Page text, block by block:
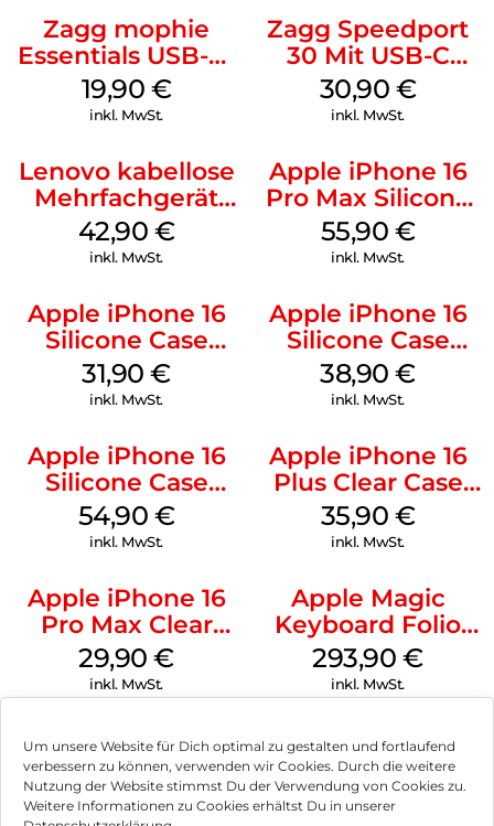
Um unsere Website für Dich optimal zu gestalten und fortlaufend
verbessern zu können, verwenden wir Cookies. Durch die weitere
Nutzung der Website stimmst Du der Verwendung von Cookies zu.
Weitere Informationen zu Cookies erhältst Du in unserer
Zagg mophie
Essentials USB-C-
20W Charger PD
Weiß
19,90 €
inkl. MwSt.
Zagg Speedport
30 Mit USB-C
Kabel Weiß
30,90 €
inkl. MwSt.
Lenovo kabellose
Mehrfachgerät
Luna Grey
42,90 €
inkl. MwSt.
Apple iPhone 16
Pro Max Silicone
Case MagSafe
Stone Gray
55,90 €
inkl. MwSt.
Apple iPhone 16
Silicone Case
MagSafe Fuchsia
31,90€
inkl. MwSt.
Apple iPhone 16
Silicone Case
MagSafe
Ultramarine
38,90€
inkl. MwSt.
Apple iPhone 16
Silicone Case
MagSafe Lake
Green
54,90 €
inkl. MwSt.
Apple iPhone 16
Plus Clear Case
MagSafe
Transparent
35,90 €
inkl. MwSt.
Apple iPhone 16
Pro Max Clear
Case MagSafe
Transparent
29,90€
inkl. MwSt.
Apple Magic
Keyboard Folio
iPad 10.9″ (10.Gen.)
Weiß
293,90€
inkl. MwSt.
Impressum